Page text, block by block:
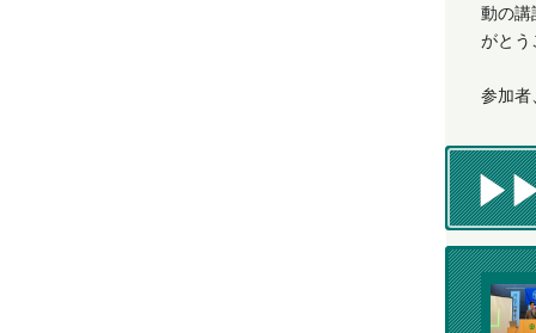
動の講
がとう
参加者